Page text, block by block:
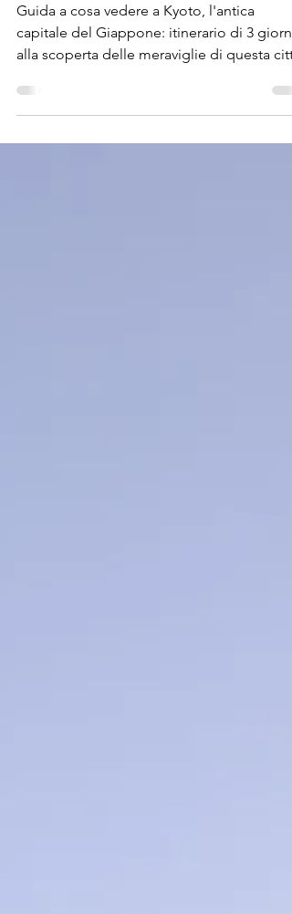
capitale del Giappone:
itinerario di 3 giorni
Guida a cosa vedere a Kyoto, l'antica
capitale del Giappone: itinerario di 3 giorni